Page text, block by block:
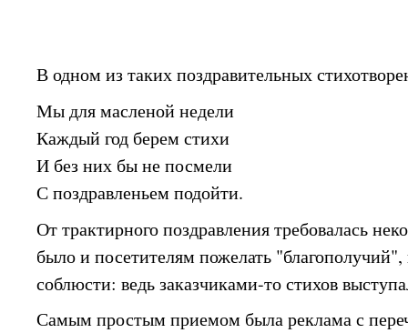
В одном из таких поздравительных
Мы для масленой недели
Каждый год берем стихи
И без них бы не посмели
С поздравленьем подойти.
От трактирного поздравления требовалась
было и посетителям пожелать
соблюсти: ведь заказчиками-то стихов
Самым простым приемом была реклама с